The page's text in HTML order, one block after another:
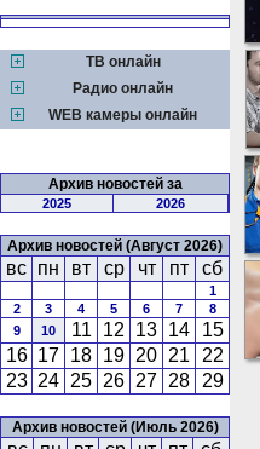
ТВ онлайн
Радио онлайн
WEB камеры онлайн
Архив новостей за
2025 2026
Архив новостей (Август 2026)
вс пн вт ср чт пт сб
1
2
3 4 5 6 7
8
9
10 11 12 13 14
15
16 17 18 19 20 21
22
23 24 25 26 27 28 29
Архив новостей (Июль 2026)